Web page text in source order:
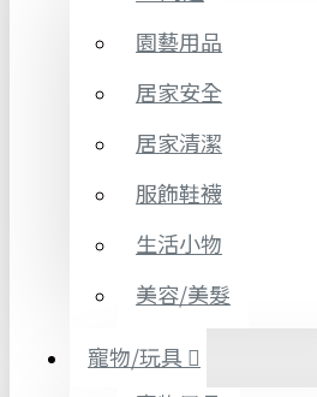
園藝用品
居家安全
居家清潔
服飾鞋襪
生活小物
美容/美髮
寵物/玩具